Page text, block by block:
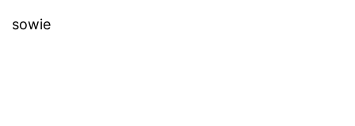
sowie